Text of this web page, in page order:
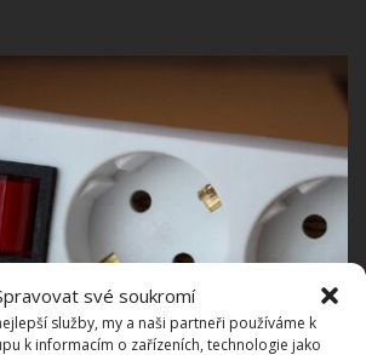
své soukromí
služby, my a naši partneři používáme k
k informacím o zařízeních, technologie jako